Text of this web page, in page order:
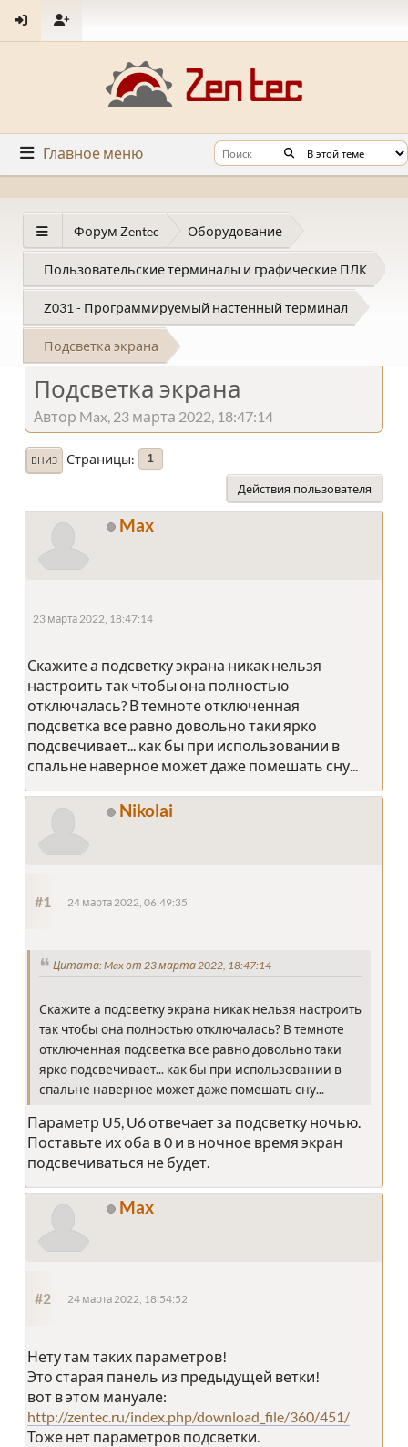
Главное меню
Форум Zentec Оборудование
Пользовательские терминалы и графические ПЛК
Z031 - Программируемый настенный терминал
Подсветка экрана
Подсветка экрана
Автор Max, 23 марта 2022, 18:47:14
ВНИЗ Страницы 1
Действия пользователя
Max
23 марта 2022, 18:47:14
Скажите а подсветку экрана никак нельзя
настроить так чтобы она полностью
отключалась? В темноте отключенная
подсветка все равно довольно таки ярко
подсвечивает... как бы при использовании в
спальне наверное может даже помешать сну...
Nikolai
#1 24 марта 2022, 06:49:35
Цитата: Max от 23 марта 2022, 18:47:14
Скажите а подсветку экрана никак нельзя настроить
так чтобы она полностью отключалась? В темноте
отключенная подсветка все равно довольно таки
ярко подсвечивает... как бы при использовании в
спальне наверное может даже помешать сну...
Параметр U5, U6 отвечает за подсветку ночью.
Поставьте их оба в 0 и в ночное время экран
подсвечиваться не будет.
Max
#2 24 марта 2022, 18:54:52
Нету там таких параметров!
Это старая панель из предыдущей ветки!
вот в этом мануале:
http://zentec.ru/index.php/download_file/360/451/
Тоже нет параметров подсветки.